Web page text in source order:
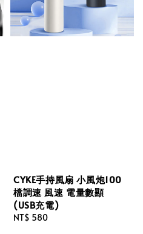
CYKE手持風扇 小風炮100
檔調速 風速 電量數顯
(USB充電)
Regular
NT$ 580